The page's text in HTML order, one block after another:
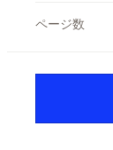
ページ数